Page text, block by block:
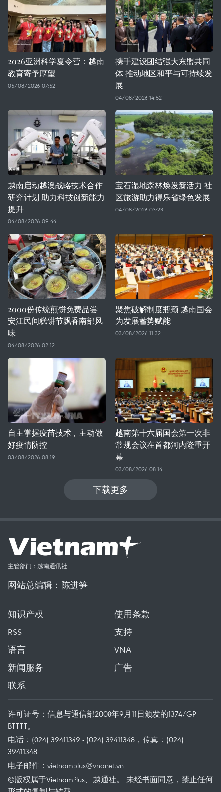
2026亚洲科学夏令营：越南
教育寄予厚望
05/08/2026 07:52
携手建设团结强大东盟共同
体 推动地区和平与可持续发
展
04/08/2026 14:52
越南启动越澳战略技术合作
研究计划 助力科技创新能力
提升
04/08/2026 09:44
宝石湿地森林焕发新活力 社
区旅游助力得乐省绿色发展
04/08/2026 03:23
2000份传统煎饼免费品尝
安江民间糕饼节飘香南部风
味
04/08/2026 02:12
聚焦破解制度瓶颈 越南国会
为发展蓄势赋能
03/08/2026 11:32
自主掌握疫苗技术，主动做
好疫情防控
03/08/2026 08:19
越南第十六届国会第一次非
常规会议在首都河内隆重开
幕
03/08/2026 08:14
下载更多
主管部门：越南通讯社
网站总编辑：陈进笋
知识产权
使用条款
RSS
支持
语言
VNA
新闻服务
广告
联系
许可证号：信息与通信部2008年9月11日颁发的1374/GP-
BTTTT。
电话：(024) 39411349 - (024) 39411348，传真：(024)
39411348
电子邮件： vietnamplus@vnanet.vn
©版权属于VietnamPlus、越通社。 未经书面同意，禁止任何